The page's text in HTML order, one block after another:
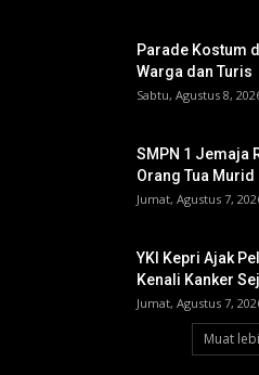
Parade Kostum
Warga dan Turis
Sabtu, Agustus 8,
SMPN 1 Jemaja
Orang Tua Murid ‎
Jumat, Agustus 7,
YKI Kepri Ajak
Kenali Kanker
Jumat, Agustus 7,
Muat